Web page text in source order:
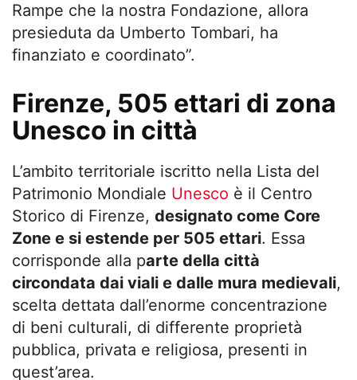
Rampe che la nostra Fondazione, allora
presieduta da Umberto Tombari, ha
finanziato e coordinato”.
Firenze, 505 ettari di zona
Unesco in città
L’ambito territoriale iscritto nella Lista del
Patrimonio Mondiale Unesco è il Centro
Storico di Firenze, designato come Core
Zone e si estende per 505 ettari. Essa
corrisponde alla parte della città
circondata dai viali e dalle mura medievali,
scelta dettata dall’enorme concentrazione
di beni culturali, di differente proprietà
pubblica, privata e religiosa, presenti in
quest’area.